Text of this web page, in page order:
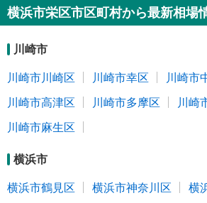
横浜市栄区市区町村から最新相場
川崎市
川崎市川崎区
川崎市幸区
川崎市
川崎市高津区
川崎市多摩区
川崎
川崎市麻生区
横浜市
横浜市鶴見区
横浜市神奈川区
横